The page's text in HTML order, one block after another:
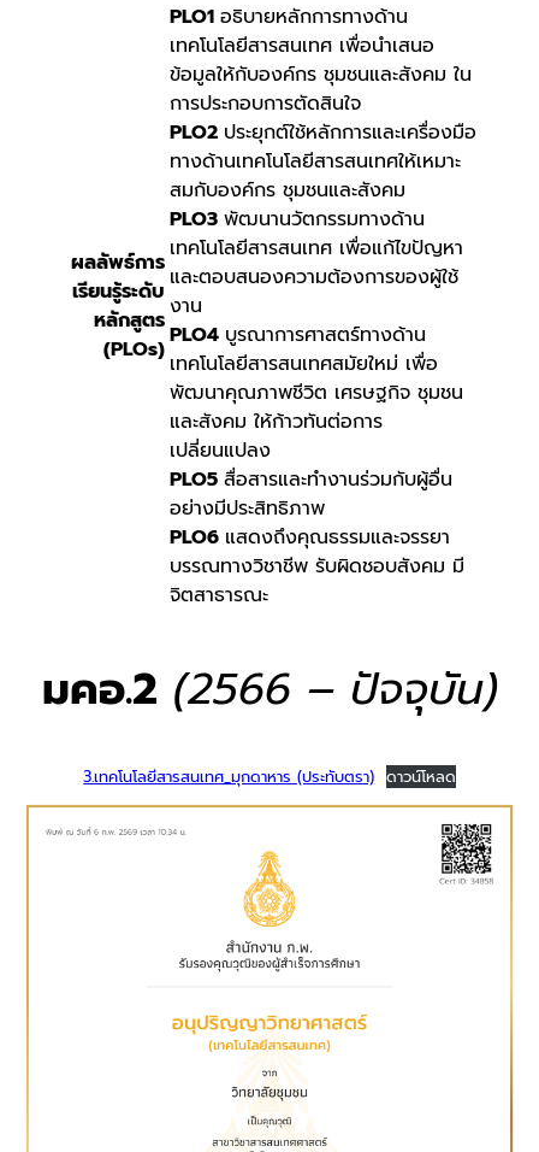
ผลลัพธ์การ
เรียนรู้ระดับ
หลักสูตร
(PLOs)
PLO1 อธิบายหลักการทางด้าน
เทคโนโลยีสารสนเทศ เพื่อนำเสนอ
ข้อมูลให้กับองค์กร ชุมชนและสังคม ใน
การประกอบการตัดสินใจ
PLO2 ประยุกต์ใช้หลักการและเครื่องมือ
ทางด้านเทคโนโลยีสารสนเทศให้เหมาะ
สมกับองค์กร ชุมชนและสังคม
PLO3 พัฒนานวัตกรรมทางด้าน
เทคโนโลยีสารสนเทศ เพื่อแก้ไขปัญหา
และตอบสนองความต้องการของผู้ใช้
งาน
PLO4 บูรณาการศาสตร์ทางด้าน
เทคโนโลยีสารสนเทศสมัยใหม่ เพื่อ
พัฒนาคุณภาพชีวิต เศรษฐกิจ ชุมชน
และสังคม ให้ก้าวทันต่อการ
เปลี่ยนแปลง
PLO5 สื่อสารและทำงานร่วมกับผู้อื่น
อย่างมีประสิทธิภาพ
PLO6 แสดงถึงคุณธรรมและจรรยา
บรรณทางวิชาชีพ รับผิดชอบสังคม มี
จิตสาธารณะ
มคอ.2 (2566 – ปัจจุบัน)
3.เทคโนโลยีสารสนเทศ_มุกดาหาร (ประทับตรา) ดาวน์โหลด